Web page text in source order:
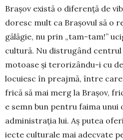
Bra­șov există o di­ferență de
doresc mult ca Brașovul să o
gălăgie, nu prin „tam-tam!”
cultură. Nu distru­gând
motoase și tero­ri­zându-i cu
locuiesc în preajmă, între ca­­re
frică să mai merg la Bra­șov,
e semn bun pentru faima unui
administrația lui. Aș putea
iecte culturale mai adecvate